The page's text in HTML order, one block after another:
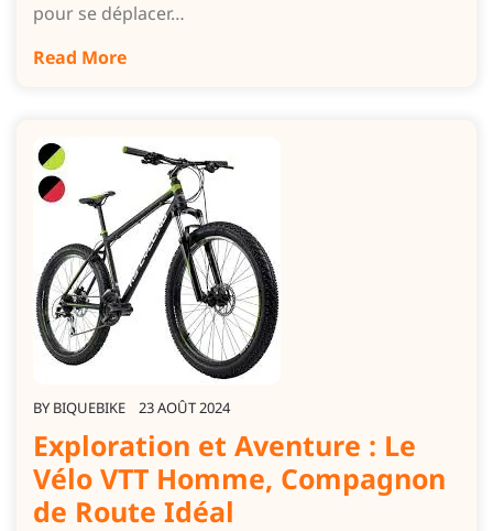
pour se déplacer…
Read More
BY BIQUEBIKE 23 AOÛT 2024
Exploration et Aventure : Le
Vélo VTT Homme, Compagnon
de Route Idéal